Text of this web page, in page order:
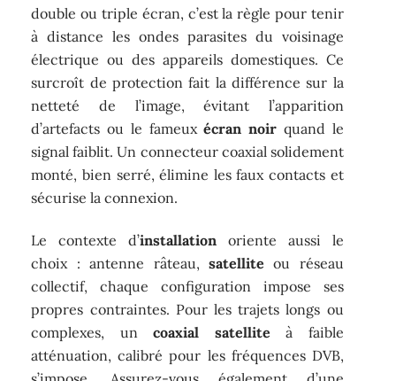
double ou triple écran, c’est la règle pour tenir
à distance les ondes parasites du voisinage
électrique ou des appareils domestiques. Ce
surcroît de protection fait la différence sur la
netteté de l’image, évitant l’apparition
d’artefacts ou le fameuxécran noir quand le
signal faiblit. Un connecteur coaxial solidement
monté, bien serré, élimine les faux contacts et
sécurise la connexion.
Le contexte d’installation oriente aussi le
choix : antenne râteau, satellite ou réseau
collectif, chaque configuration impose ses
propres contraintes. Pour les trajets longs ou
complexes, uncoaxial satellite à faible
atténuation, calibré pour les fréquences DVB,